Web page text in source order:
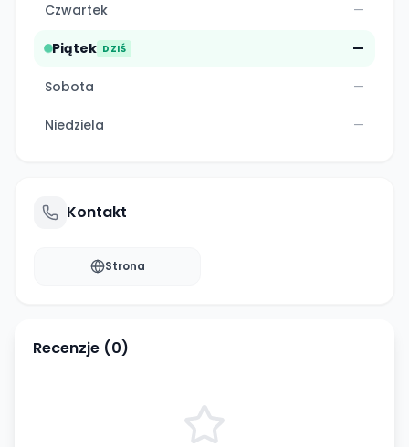
Czwartek —
Piątek DZIŚ —
Sobota —
Niedziela —
Kontakt
Strona
Recenzje (0)